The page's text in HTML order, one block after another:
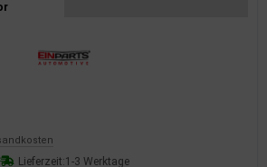
Lieferzeit:1-3 Werktage